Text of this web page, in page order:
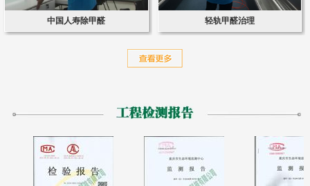
中国人寿除甲醛 轻轨甲醛治理